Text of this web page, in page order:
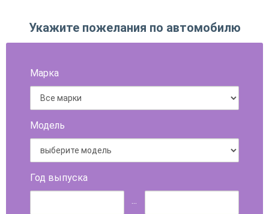
Укажите пожелания по автомобилю
Марка
Модель
Год выпуска
...